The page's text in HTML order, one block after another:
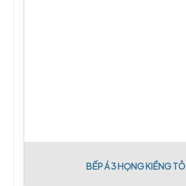
BẾP Á 3 HỌNG KIỀNG TÔ